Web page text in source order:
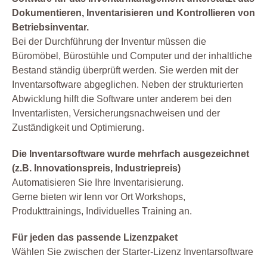
Dokumentieren, Inventarisieren und Kontrollieren von
Betriebsinventar.
Bei der Durchführung der Inventur müssen die
Büromöbel, Bürostühle und Computer und der inhaltliche
Bestand ständig überprüft werden. Sie werden mit der
Inventarsoftware abgeglichen. Neben der strukturierten
Abwicklung hilft die Software unter anderem bei den
Inventarlisten, Versicherungsnachweisen und der
Zuständigkeit und Optimierung.
Die Inventarsoftware wurde mehrfach ausgezeichnet
(z.B. Innovationspreis, Industriepreis)
Automatisieren Sie Ihre Inventarisierung.
Gerne bieten wir Ienn vor Ort Workshops,
Produkttrainings, Individuelles Training an.
Für jeden das passende Lizenzpaket
Wählen Sie zwischen der Starter-Lizenz Inventarsoftware